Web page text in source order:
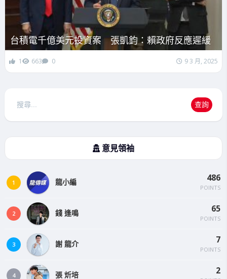
台積電千億美元投資案 張凱鈞：賴政府反應遲緩
1 663 0 9 3 月, 2025
搜
查詢
意見領袖
1 龍小編 486
POINTS
2 錢 逢鳴 65
POINTS
3 謝 龍介 7
POINTS
4 張 炘培 2